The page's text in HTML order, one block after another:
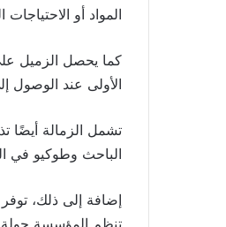
المواد أو
الأولى عند الوصول
تشمل الزمالة أيضًا
الباحث وطوكيو في
إضافة إلى ذلك،
تنظم المؤسسة جولة